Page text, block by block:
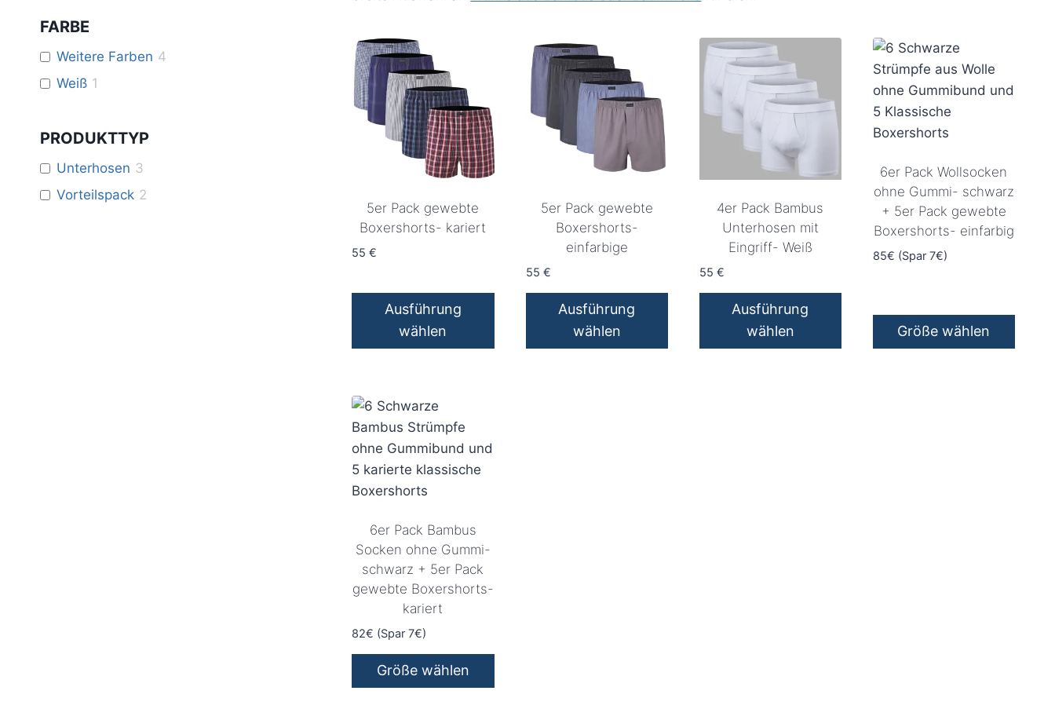
5er Pack gewebte
Boxershorts- kariert
55€
Ausführung
wählen
weist
mehrere
Varianten
auf.
Die
können
auf
der
Produktseite
werden
5er Pack gewebte
Boxershorts-
einfarbige
55 €
Ausführung
wählen
4er Pack Bambus
Unterhosen mit
Eingriff- Weiß
55 €
Ausführung
wählen
6er Pack Wollsocken
ohne Gummi- schwarz
+ 5er Pack gewebte
Boxershorts- einfarbig
85€ (Spar 7€)
Größe wählen
6er Pack Bambus
Socken ohne Gummi-
schwarz + 5er Pack
gewebte Boxershorts-
kariert
82€ (Spar 7€)
Größe wählen
FARBE
Weitere Farben 4
Weiß 1
PRODUKTTYP
Unterhosen 3
Vorteilspack 2